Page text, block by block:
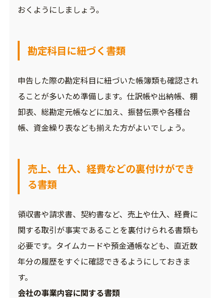
おくようにしましょう。
勘定科目に紐づく書類
申告した際の勘定科目に紐づいた帳簿類も確認され
ることが多いため準備します。仕訳帳や出納帳、棚
卸表、総勘定元帳などに加え、振替伝票や各種台
帳、資金繰り表なども揃えた方がよいでしょう。
売上、仕入、経費などの裏付けができ
る書類
領収書や請求書、契約書など、売上や仕入、経費に
関する取引が事実であることを裏付けられる書類も
必要です。タイムカードや預金通帳なども、直近数
年分の履歴をすぐに確認できるようにしておきま
す。
会社の事業内容に関する書類